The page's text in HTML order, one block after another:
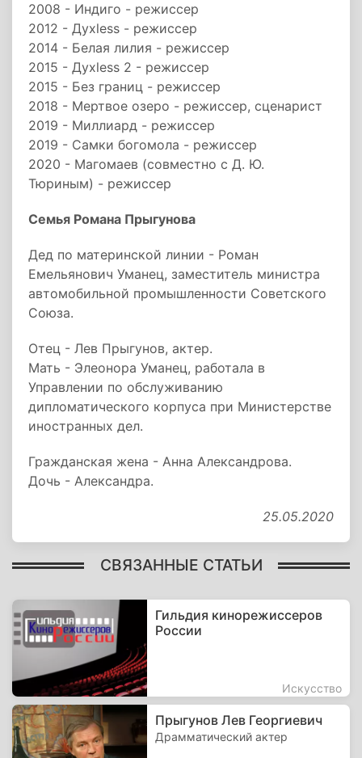
2008 - Индиго - режиссер
2012 - Духless - режиссер
2014 - Белая лилия - режиссер
2015 - Духless 2 - режиссер
2015 - Без границ - режиссер
2018 - Мертвое озеро - режиссер, сценарист
2019 - Миллиард - режиссер
2019 - Самки богомола - режиссер
2020 - Магомаев (совместно с Д. Ю.
Тюриным) - режиссер
Семья Романа Прыгунова
Дед по материнской линии - Роман
Емельянович Уманец, заместитель министра
автомобильной промышленности Советского
Союза.
Отец - Лев Прыгунов, актер.
Мать - Элеонора Уманец, работала в
Управлении по обслуживанию
дипломатического корпуса при Министерстве
иностранных дел.
Гражданская жена - Анна Александрова.
Дочь - Александра.
25.05.2020
СВЯЗАННЫЕ СТАТЬИ
Гильдия кинорежиссеров
России
Искусство
Прыгунов Лев Георгиевич
Драмматический актер